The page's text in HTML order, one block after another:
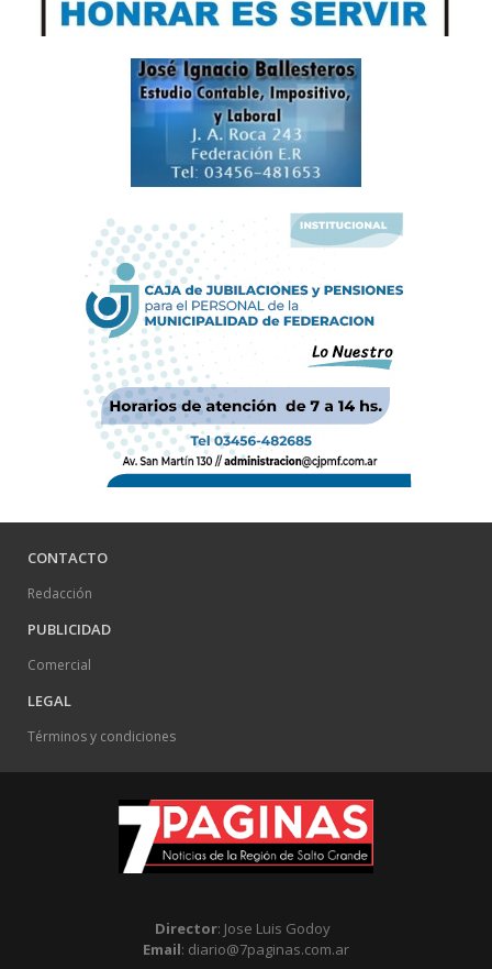
CONTACTO
Redacción
PUBLICIDAD
Comercial
LEGAL
Términos y condiciones
Director: Jose Luis Godoy
Email: diario@7paginas.com.ar